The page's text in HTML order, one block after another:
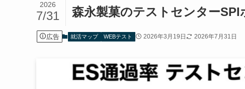
森永製菓のテストセンター
2026
7/31
広告 就活マップ WEBテスト 2026年3月19日 2026年7月31日